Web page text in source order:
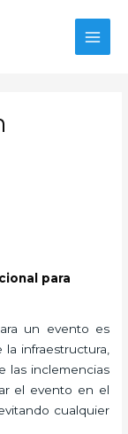
para
un evento es
infraestructura,
las inclemencias
el evento en el
cualquier